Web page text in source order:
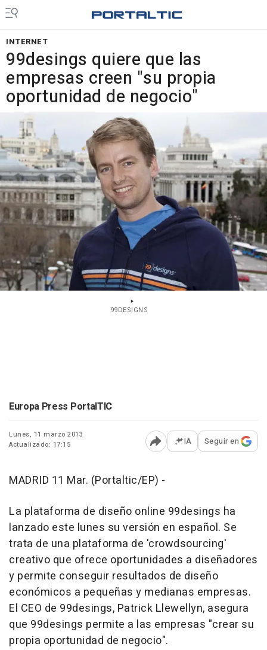
INTERNET
99desings quiere que las
empresas creen "su propia
oportunidad de negocio"
99DESIGNS
Europa Press PortalTIC
Lunes, 11 marzo 2013
Actualizado: 17:15
Abrir opciones para
IA Seguir en
MADRID 11 Mar. (Portaltic/EP) -
La plataforma de diseño online 99desings ha
lanzado este lunes su versión en español. Se
trata de una plataforma de 'crowdsourcing'
creativo que ofrece oportunidades a diseñadores
y permite conseguir resultados de diseño
económicos a pequeñas y medianas empresas.
El CEO de 99desings, Patrick Llewellyn, asegura
que 99desings permite a las empresas "crear su
propia oportunidad de negocio".